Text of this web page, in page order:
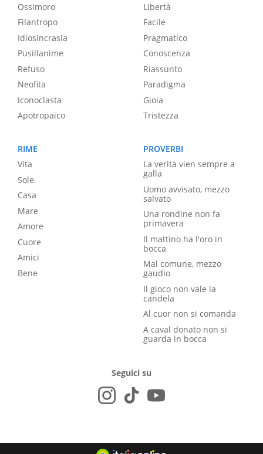
Ossimoro
Filantropo
Idiosincrasia
Pusillanime
Refuso
Neofita
Iconoclasta
Apotropaico
Libertà
Facile
Pragmatico
Conoscenza
Riassunto
Paradigma
Gioia
Tristezza
RIME
Vita
Sole
Casa
Mare
Amore
Cuore
Amici
Bene
PROVERBI
La verità vien sempre a
galla
Uomo avvisato, mezzo
salvato
Una rondine non fa
primavera
Il mattino ha l'oro in
bocca
Mal comune, mezzo
gaudio
Il gioco non vale la
candela
Al cuor non si comanda
A caval donato non si
guarda in bocca
Seguici su